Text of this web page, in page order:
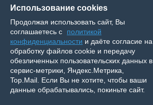
Использование cookies
Продолжая использовать сайт, Вы
соглашаетесь с
политикой
конфиденциальности и даёте согласие на
обработку файлов cookie и передачу
обезличенных пользовательских данных в
сервис-метрики, Яндекс.Метрика,
Top.Mail. Если Вы не хотите, чтобы ваши
данные обрабатывались, покиньте сайт.